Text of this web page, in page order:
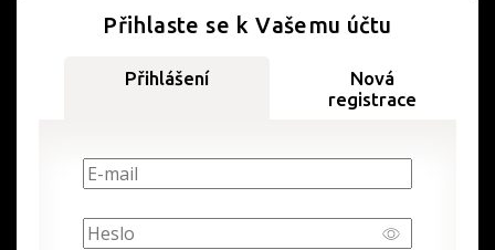
Přihlaste se k Vašemu účtu
Přihlášení
Nová
registrace